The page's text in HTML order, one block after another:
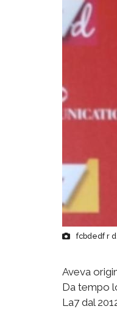
fcbdedf r d
Aveva
Da tempo
La7 dal